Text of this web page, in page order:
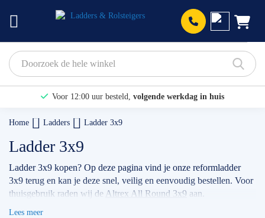
Voor 12:00 uur besteld, volgende werkdag in huis
Bekijk hier onze Actiepagina
Home Ladders Ladder 3x9
Ladder 3x9
Ladder 3x9 kopen? Op deze pagina vind je onze reformladder
3x9 terug en kan je deze snel, veilig en eenvoudig bestellen. Voor
thuisgebruik raden wij de Altrex All Round 3x9 aan.
✅Volgende werkdag op locatie
Lees meer